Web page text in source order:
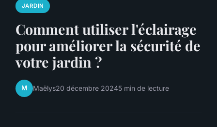
JARDIN
Comment utiliser l'éclairage
pour améliorer la sécurité de
votre jardin ?
M Maëlys20 décembre 20245 min de lecture